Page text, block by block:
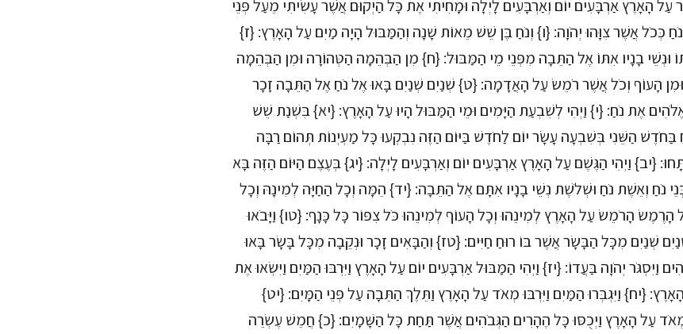
הָאָרֶץ אַרְבָּעִים יוֹם וְאַרְבָּעִים לָיְלָה וּמָחִיתִי אֶת כָּל הַיְקוּם אֲשֶׁר עָשִׂיתִי מֵעַל פְּנֵי
כְּכֹל אֲשֶׁר צִוָּהוּ יְהֹוָה: {ו} וְנֹחַ בֶּן שֵׁשׁ מֵאוֹת שָׁנָה וְהַמַּבּוּל הָיָה מַיִם עַל הָאָרֶץ: {ז}
וּנְשֵׁי בָנָיו אִתּוֹ אֶל הַתֵּבָה מִפְּנֵי מֵי הַמַּבּוּל: {ח} מִן הַבְּהֵמָה הַטְּהוֹרָה וּמִן הַבְּהֵמָה
הָעוֹף וְכֹל אֲשֶׁר רֹמֵשׂ עַל הָאֲדָמָה: {ט} שְׁנַיִם שְׁנַיִם בָּאוּ אֶל נֹחַ אֶל הַתֵּבָה זָכָר
אֶת נֹחַ: {י} וַיְהִי לְשִׁבְעַת הַיָּמִים וּמֵי הַמַּבּוּל הָיוּ עַל הָאָרֶץ: {יא} בִּשְׁנַת שֵׁשׁ
בַּחֹדֶשׁ הַשֵּׁנִי בְּשִׁבְעָה עָשָׂר יוֹם לַחֹדֶשׁ בַּיּוֹם הַזֶּה נִבְקְעוּ כָּל מַעְיְנוֹת תְּהוֹם רַבָּה
{יב} וַיְהִי הַגֶּשֶׁם עַל הָאָרֶץ אַרְבָּעִים יוֹם וְאַרְבָּעִים לָיְלָה: {יג} בְּעֶצֶם הַיּוֹם הַזֶּה בָּא
נֹחַ וְאֵשֶׁת נֹחַ וּשְׁלֹשֶׁת נְשֵׁי בָנָיו אִתָּם אֶל הַתֵּבָה: {יד} הֵמָּה וְכָל הַחַיָּה לְמִינָהּ וְכָל
הָרֹמֵשׂ עַל הָאָרֶץ לְמִינֵהוּ וְכָל הָעוֹף לְמִינֵהוּ כֹּל צִפּוֹר כָּל כָּנָף: {טו} וַיָּבֹאוּ
שְׁנַיִם מִכָּל הַבָּשָׂר אֲשֶׁר בּוֹ רוּחַ חַיִּים: {טז} וְהַבָּאִים זָכָר וּנְקֵבָה מִכָּל בָּשָׂר בָּאוּ
וַיִּסְגֹּר יְהֹוָה בַּעֲדוֹ: {יז} וַיְהִי הַמַּבּוּל אַרְבָּעִים יוֹם עַל הָאָרֶץ וַיִּרְבּוּ הַמַּיִם וַיִּשְׂאוּ אֶת
{יח} וַיִּגְבְּרוּ הַמַּיִם וַיִּרְבּוּ מְאֹד עַל הָאָרֶץ וַתֵּלֶךְ הַתֵּבָה עַל פְּנֵי הַמָּיִם: {יט}
עַל הָאָרֶץ וַיְכֻסּוּ כָּל הֶהָרִים הַגְּבֹהִים אֲשֶׁר תַּחַת כָּל הַשָּׁמָיִם: {כ} חֲמֵשׁ עֶשְׂרֵה